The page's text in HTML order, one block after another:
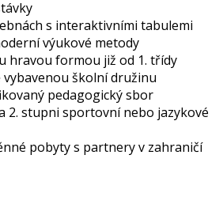
s interaktivními tabulemi
výukové metody
hravou formou již od 1. třídy
vybavenou školní družinu
pedagogický sbor
2. stupni sportovní nebo jazykové
pobyty s partnery v zahraničí